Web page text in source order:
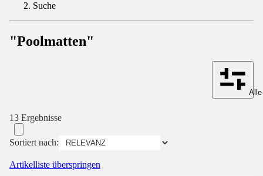
Suche
"Poolmatten"
13 Ergebnisse
Sortiert nach:
Artikelliste überspringen